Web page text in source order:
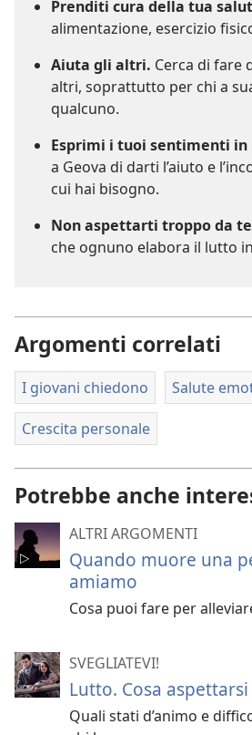
Prenditi cura della tua
alimentazione, esercizio
Aiuta gli altri. Cerca di fare
altri, soprattutto per chi a
qualcuno.
Esprimi i tuoi sentimenti in
a Geova di darti l’aiuto e
cui hai bisogno.
Non aspettarti troppo da
che ognuno elabora il lutto
Argomenti correlati
I giovani chiedono Salute
Crescita personale
Potrebbe anche
ALTRI ARGOMENTI
Quando muore una
amiamo
Cosa puoi fare per
SVEGLIATEVI!
Lutto. Cosa aspettarsi
Quali stati d’animo e